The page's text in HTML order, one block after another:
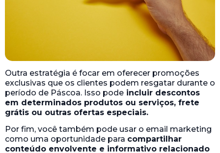
Outra estratégia é focar em oferecer promoções
exclusivas que os clientes podem resgatar durante o
período de Páscoa. Isso pode incluir descontos
em determinados produtos ou serviços, frete
grátis ou outras ofertas especiais.
Por fim, você também pode usar o email marketing
como uma oportunidade para compartilhar
conteúdo envolvente e informativo relacionado